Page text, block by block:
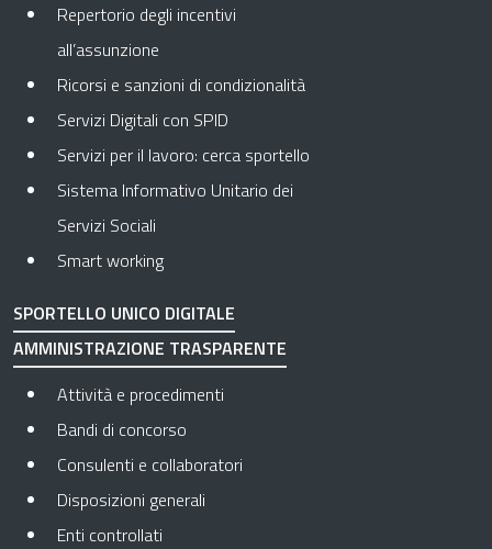
Repertorio degli incentivi
all’assunzione
Ricorsi e sanzioni di condizionalità
Servizi Digitali con SPID
Servizi per il lavoro: cerca sportello
Sistema Informativo Unitario dei
Servizi Sociali
Smart working
SPORTELLO UNICO DIGITALE
AMMINISTRAZIONE TRASPARENTE
Attività e procedimenti
Bandi di concorso
Consulenti e collaboratori
Disposizioni generali
Enti controllati